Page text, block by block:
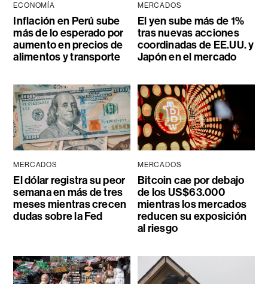
ECONOMÍA
Inflación en Perú sube
más de lo esperado por
aumento en precios de
alimentos y transporte
MERCADOS
El yen sube más de 1%
tras nuevas acciones
coordinadas de EE.UU. y
Japón en el mercado
MERCADOS
El dólar registra su peor
semana en más de tres
meses mientras crecen
dudas sobre la Fed
MERCADOS
Bitcoin cae por debajo
de los US$63.000
mientras los mercados
reducen su exposición
al riesgo